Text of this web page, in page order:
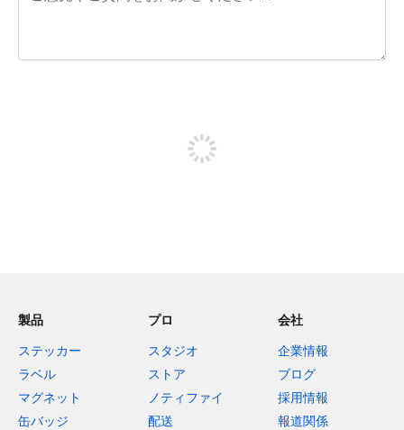
製品
ステッカー
ラベル
マグネット
缶バッジ
プロ
スタジオ
ストア
ノティファイ
配送
会社
企業情報
ブログ
採用情報
報道関係